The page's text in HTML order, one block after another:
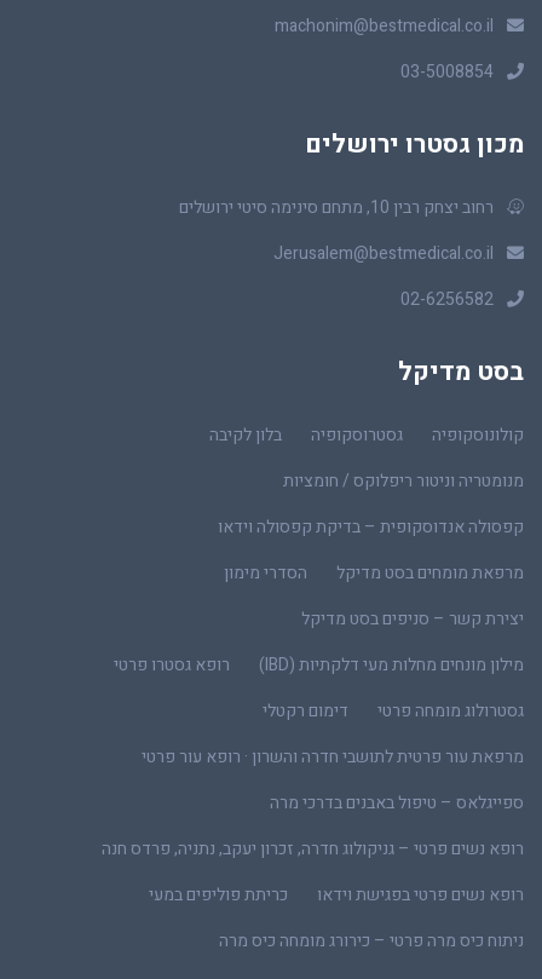
machonim@bestmedical.co.il
03-5008854
מכון גסטרו ירושלים
רחוב יצחק רבין 10, מתחם סינימה סיטי ירושלים
Jerusalem@bestmedical.co.il
02-6256582
בסט מדיקל
קולונוסקופיה גסטרוסקופיה
בלון לקיבה
מנומטריה וניטור ריפלוקס / חומציות
קפסולה אנדוסקופית – בדיקת קפסולה וידאו
מרפאת מומחים בסט מדיקל
הסדרי מימון
יצירת קשר – סניפים בסט מדיקל
מילון מונחים מחלות מעי דלקתיות (IBD)
רופא גסטרו פרטי
גסטרולוג מומחה פרטי
דימום רקטלי
מרפאת עור פרטית לתושבי חדרה והשרון · רופא עור פרטי
ספייגלאס – טיפול באבנים בדרכי מרה
רופא נשים פרטי – גניקולוג חדרה, זכרון יעקב, נתניה, פרדס חנה
רופא נשים פרטי בפגישת וידאו
כריתת פוליפים במעי
ניתוח כיס מרה פרטי – כירורג מומחה כיס מרה